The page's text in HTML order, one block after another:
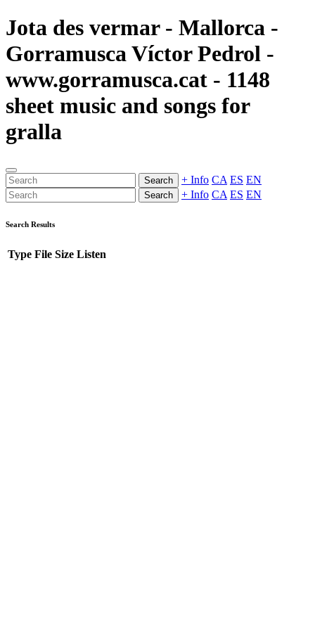
Jota des vermar - Mallorca -
Gorramusca Víctor Pedrol -
www.gorramusca.cat - 1148
sheet music and songs for
gralla
Search + Info CA ES EN
Search + Info CA ES EN
Search Results
Type File Size Listen